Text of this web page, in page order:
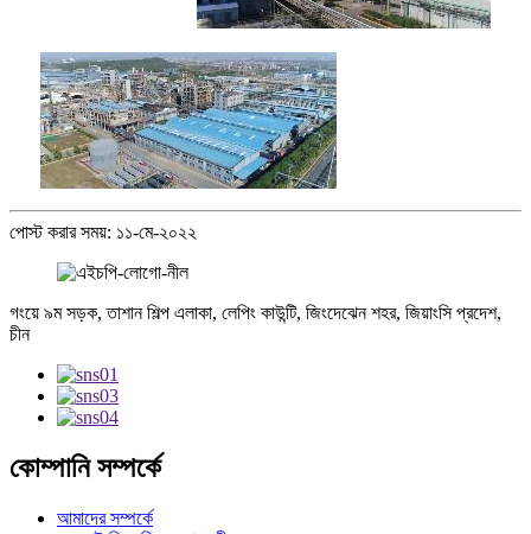
পোস্ট করার সময়: ১১-মে-২০২২
গংয়ে ৯ম সড়ক, তাশান শিল্প এলাকা, লেপিং কাউন্টি, জিংদেঝেন শহর, জিয়াংসি প্রদেশ,
চীন
কোম্পানি সম্পর্কে
আমাদের সম্পর্কে